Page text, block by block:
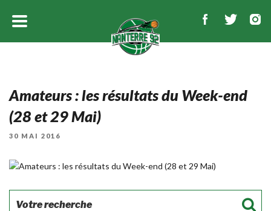
Amateurs : les résultats du Week-end
(28 et 29 Mai)
PUBLIÉ
30 MAI 2016